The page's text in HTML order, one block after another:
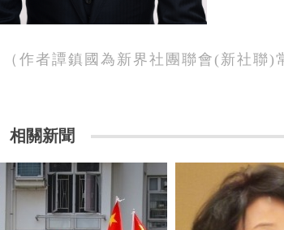
（作者譚鎮國為新界社團聯會 (新社聯)
相關新聞